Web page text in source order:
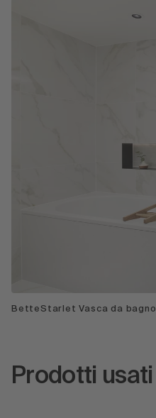
BetteStarlet Vasca da bagno
Prodotti usati